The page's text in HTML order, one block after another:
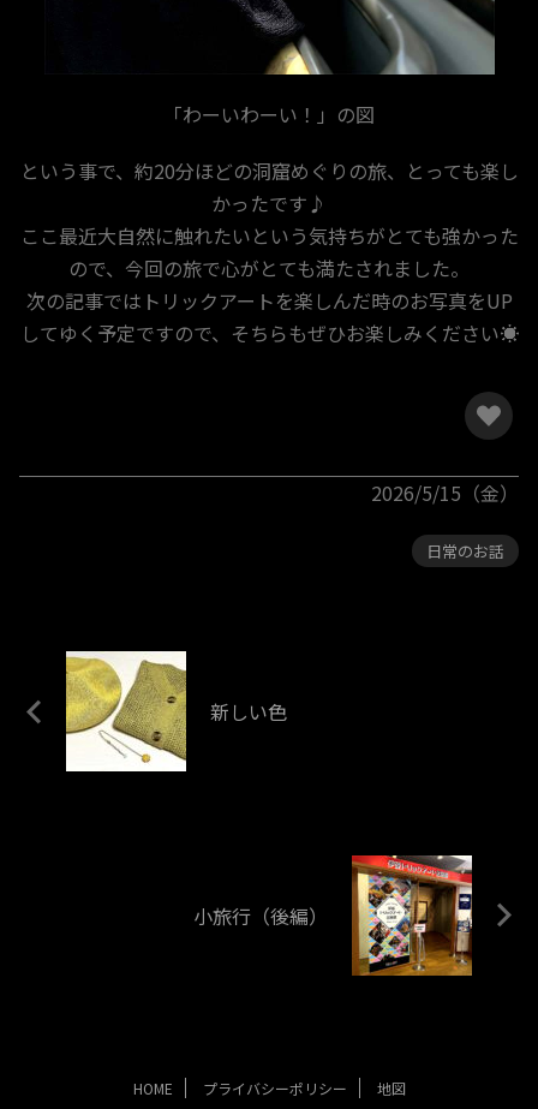
「わーいわーい！」の図
という事で、約20分ほどの洞窟めぐりの旅、とっても楽し
かったです♪
ここ最近大自然に触れたいという気持ちがとても強かった
ので、今回の旅で心がとても満たされました。
次の記事ではトリックアートを楽しんだ時のお写真をUP
してゆく予定ですので、そちらもぜひお楽しみください☀
2026/5/15（金）
日常のお話
新しい色
小旅行（後編）
HOME プライバシーポリシー 地図